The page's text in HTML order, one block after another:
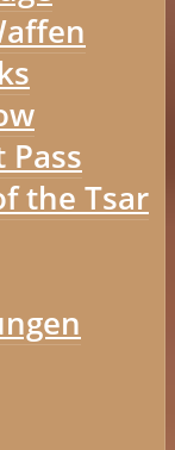
Pass
the Tsar